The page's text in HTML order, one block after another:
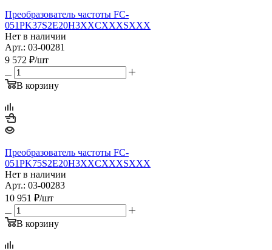
Преобразователь частоты FC-
051PK37S2E20H3XXCXXXSXXX
Нет в наличии
Арт.: 03-00281
9 572 ₽/шт
В корзину
Преобразователь частоты FC-
051PK75S2E20H3XXCXXXSXXX
Нет в наличии
Арт.: 03-00283
10 951 ₽/шт
В корзину